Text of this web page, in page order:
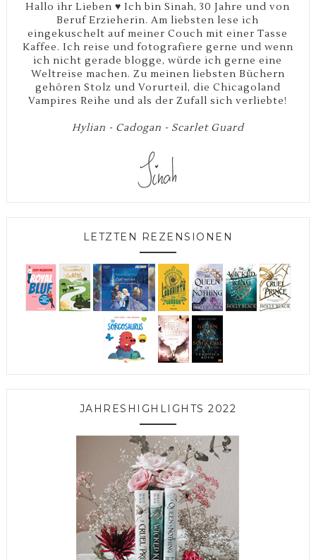
Hallo ihr Lieben ♥ Ich bin Sinah, 30 Jahre und von
Beruf Erzieherin. Am liebsten lese ich
eingekuschelt auf meiner Couch mit einer Tasse
Kaffee. Ich reise und fotografiere gerne und wenn
ich nicht gerade blogge, würde ich gerne eine
Weltreise machen. Zu meinen liebsten Büchern
gehören Stolz und Vorurteil, die Chicagoland
Vampires Reihe und als der Zufall sich verliebte!
Hylian - Cadogan - Scarlet Guard
LETZTEN REZENSIONEN
JAHRESHIGHLIGHTS 2022